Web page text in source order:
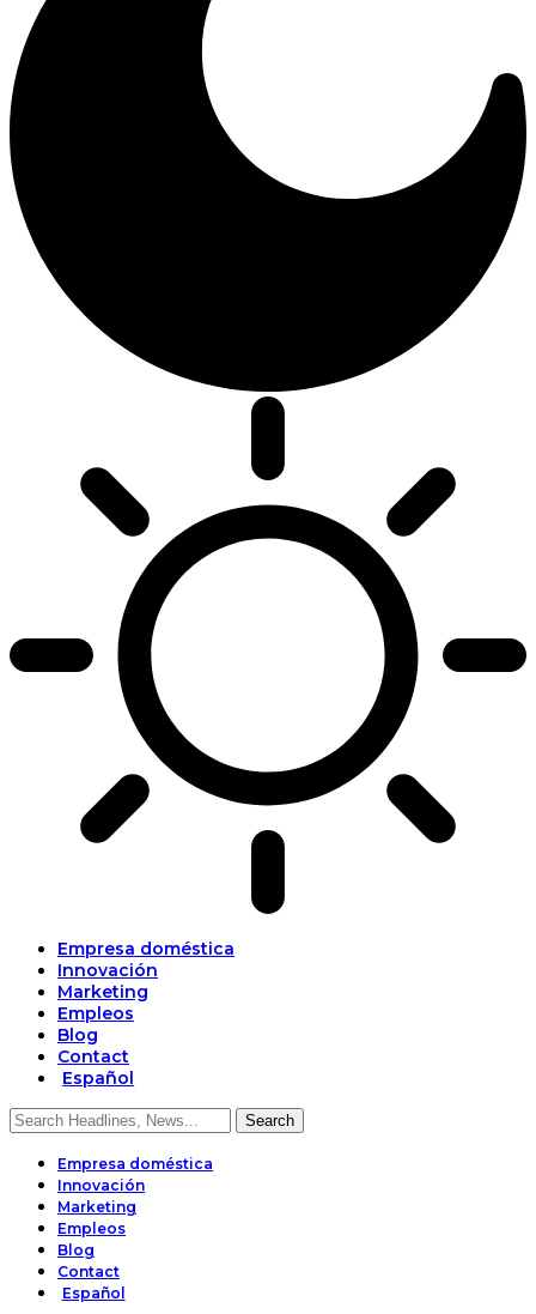
Empresa doméstica
Innovación
Marketing
Empleos
Blog
Contact
Español
Empresa doméstica
Innovación
Marketing
Empleos
Blog
Contact
Español